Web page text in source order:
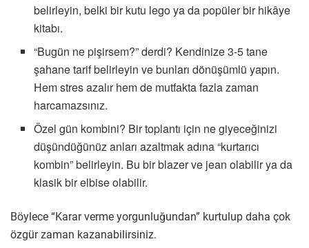
belirleyin, belki bir kutu lego ya da popüler bir hikâye
kitabı.
“Bugün ne pişirsem?” derdi? Kendinize 3-5 tane
şahane tarif belirleyin ve bunları dönüşümlü yapın.
Hem stres azalır hem de mutfakta fazla zaman
harcamazsınız.
Özel gün kombini? Bir toplantı için ne giyeceğinizi
düşündüğünüz anları azaltmak adına “kurtarıcı
kombin” belirleyin. Bu bir blazer ve jean olabilir ya da
klasik bir elbise olabilir.
Böylece “Karar verme yorgunluğundan” kurtulup daha çok
özgür zaman kazanabilirsiniz.